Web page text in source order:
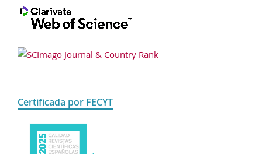
Certificada por FECYT